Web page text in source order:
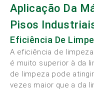
Aplicação Da
Pisos
Eficiência De
A eficiência de
é muito superior à da
de limpeza pode
vezes maior que a da